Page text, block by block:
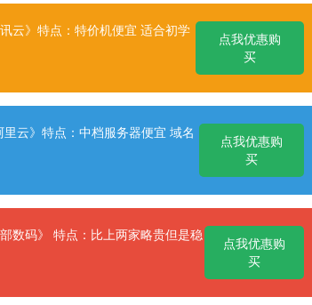
云》特点：特价机便宜 适合初学
点我优惠购
买
云》特点：中档服务器便宜 域名
点我优惠购
买
数码》 特点：比上两家略贵但是稳
点我优惠购
买